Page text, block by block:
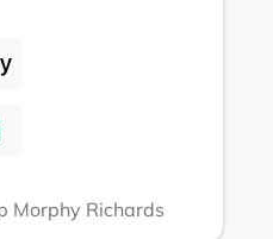
Morphy Richards